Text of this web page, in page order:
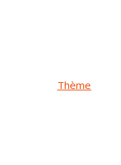
Thème